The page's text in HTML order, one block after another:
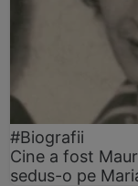
#Biografii
Cine a fost
sedus-o pe